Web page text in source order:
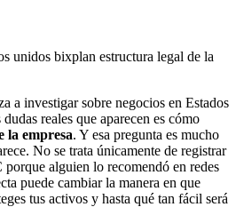
a investigar sobre negocios en Estados
reales que aparecen es cómo
la empresa. Y esa pregunta es mucho
No se trata únicamente de registrar
alguien lo recomendó en redes
puede cambiar la manera en que
tus activos y hasta qué tan fácil será